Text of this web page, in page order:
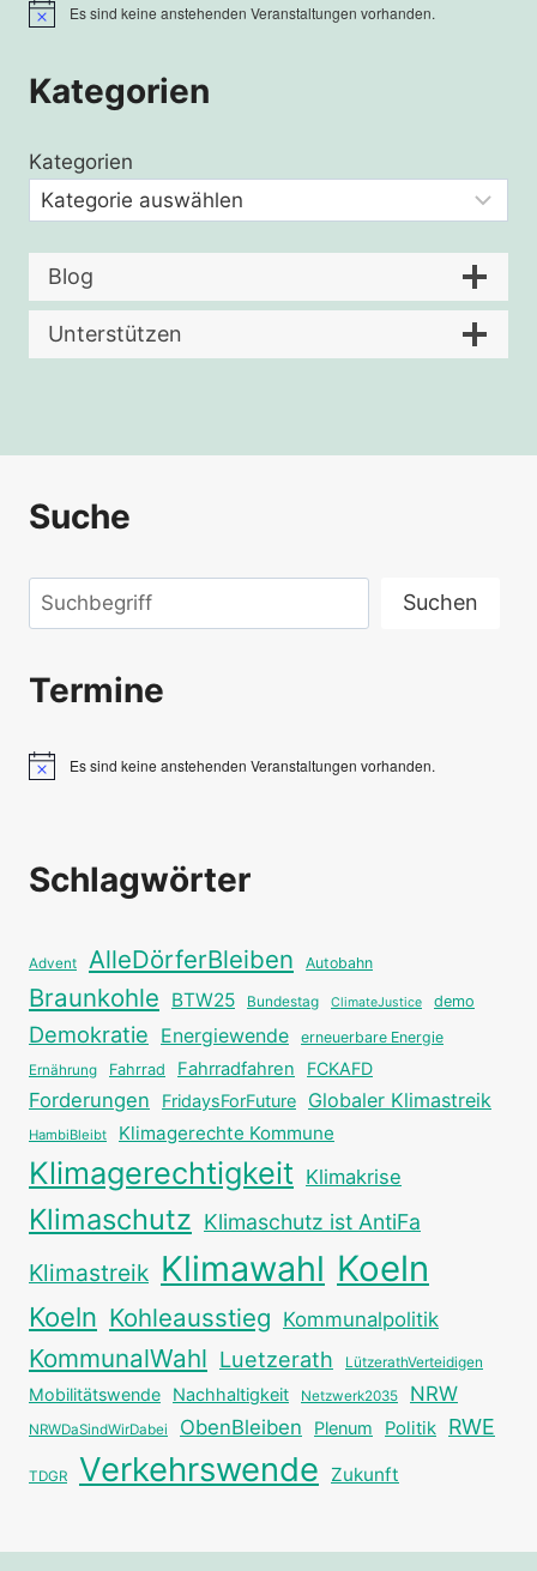
HinweisEs sind keine anstehenden Veranstaltungen vorhanden.
Kategorien
Kategorien
Blog
Unterstützen
Suche
Suchen Suchen
Termine
HinweisEs sind keine anstehenden Veranstaltungen vorhanden.
Schlagwörter
Advent AlleDörferBleiben Autobahn
Braunkohle BTW25 Bundestag ClimateJustice demo
Demokratie Energiewende erneuerbare Energie
Ernährung Fahrrad Fahrradfahren FCKAFD
Forderungen FridaysForFuture Globaler Klimastreik
HambiBleibt Klimagerechte Kommune
Klimagerechtigkeit Klimakrise
Klimaschutz Klimaschutz ist AntiFa
Klimastreik Klimawahl Koeln
Koeln Kohleausstieg Kommunalpolitik
KommunalWahl Luetzerath LützerathVerteidigen
Mobilitätswende Nachhaltigkeit Netzwerk2035 NRW
NRWDaSindWirDabei ObenBleiben Plenum Politik RWE
TDGR Verkehrswende Zukunft